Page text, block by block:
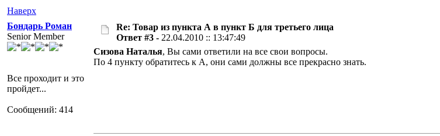
Наверх
Бондарь Роман
Senior Member
Все проходит и это
пройдет...
Сообщений: 414
Re: Товар из пункта А в пункт Б для третьего лица
Ответ #3 - 22.04.2010 :: 13:47:49
Сизова Наталья, Вы сами ответили на все свои вопросы.
По 4 пункту обратитесь к А, они сами должны все прекрасно знать.